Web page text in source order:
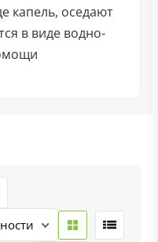
капель, оседают
в виде водно-